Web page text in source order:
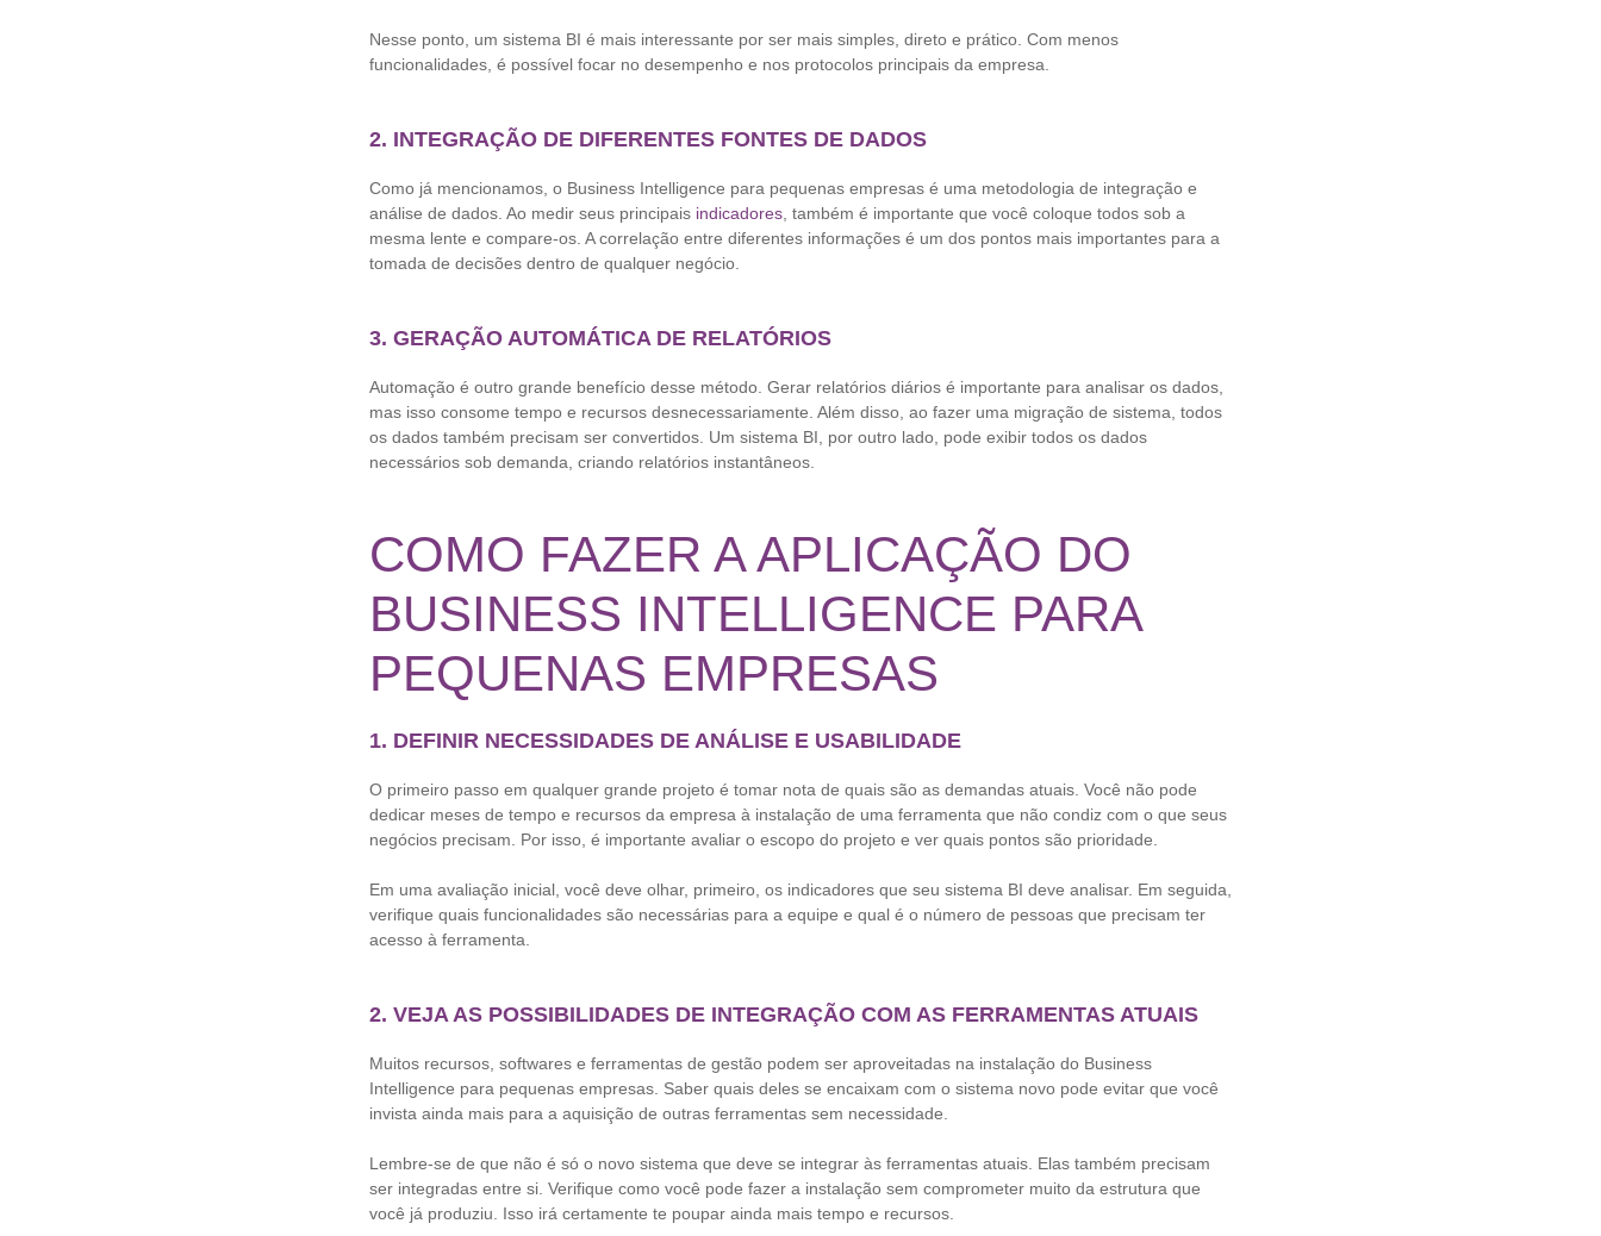
Nesse ponto, um sistema BI é mais interessante por ser mais simples, direto e prático. Com menos
funcionalidades, é possível focar no desempenho e nos protocolos principais da empresa.
2. INTEGRAÇÃO DE DIFERENTES FONTES DE DADOS
Como já mencionamos, o Business Intelligence para pequenas empresas é uma metodologia de integração e
análise de dados. Ao medir seus principais indicadores , também é importante que você coloque todos sob a
mesma lente e compare-os. A correlação entre diferentes informações é um dos pontos mais importantes para a
tomada de decisões dentro de qualquer negócio.
3. GERAÇÃO AUTOMÁTICA DE RELATÓRIOS
Automação é outro grande benefício desse método. Gerar relatórios diários é importante para analisar os dados,
mas isso consome tempo e recursos desnecessariamente. Além disso, ao fazer uma migração de sistema, todos
os dados também precisam ser convertidos. Um sistema BI, por outro lado, pode exibir todos os dados
necessários sob demanda, criando relatórios instantâneos.
COMO FAZER A APLICAÇÃO DO
BUSINESS INTELLIGENCE PARA
PEQUENAS EMPRESAS
1. DEFINIR NECESSIDADES DE ANÁLISE E USABILIDADE
O primeiro passo em qualquer grande projeto é tomar nota de quais são as demandas atuais. Você não pode
dedicar meses de tempo e recursos da empresa à instalação de uma ferramenta que não condiz com o que seus
negócios precisam. Por isso, é importante avaliar o escopo do projeto e ver quais pontos são prioridade.
Em uma avaliação inicial, você deve olhar, primeiro, os indicadores que seu sistema BI deve analisar. Em seguida,
verifique quais funcionalidades são necessárias para a equipe e qual é o número de pessoas que precisam ter
acesso à ferramenta.
2. VEJA AS POSSIBILIDADES DE INTEGRAÇÃO COM AS FERRAMENTAS ATUAIS
Muitos recursos, softwares e ferramentas de gestão podem ser aproveitadas na instalação do Business
Intelligence para pequenas empresas. Saber quais deles se encaixam com o sistema novo pode evitar que você
invista ainda mais para a aquisição de outras ferramentas sem necessidade.
Lembre-se de que não é só o novo sistema que deve se integrar às ferramentas atuais. Elas também precisam
ser integradas entre si. Verifique como você pode fazer a instalação sem comprometer muito da estrutura que
você já produziu. Isso irá certamente te poupar ainda mais tempo e recursos.